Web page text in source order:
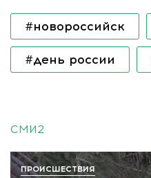
#новороссийск
#день россии
СМИ2
ПРОИСШЕСТВИЯ